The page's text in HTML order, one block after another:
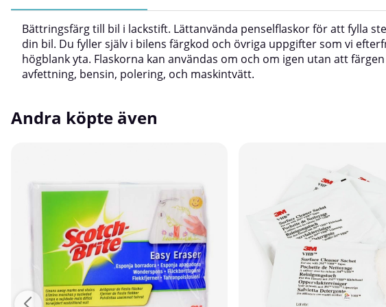
Bättringsfärg till bil i lackstift. Lättanvända penselflaskor för att fylla
din bil. Du fyller själv i bilens färgkod och övriga uppgifter som vi
högblank yta. Flaskorna kan användas om och om igen utan att
avfettning, bensin, polering, och maskintvätt.
Andra köpte även